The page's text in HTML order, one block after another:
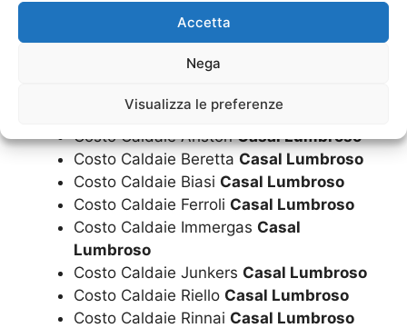
Accetta
Nega
Visualizza le preferenze
Costo Caldaia RielloCasal Lumbroso
Costo Caldaia RinnaiCasal Lumbroso
Costo Caldaia A Condensazione
Costo CaldaieCasal Lumbroso
Costo Caldaie AristonCasal Lumbroso
Costo Caldaie Beretta Casal Lumbroso
Costo Caldaie Biasi Casal Lumbroso
Costo Caldaie Ferroli Casal Lumbroso
Costo Caldaie Immergas Casal
Lumbroso
Costo Caldaie Junkers Casal Lumbroso
Costo Caldaie Riello Casal Lumbroso
Costo Caldaie Rinnai Casal Lumbroso